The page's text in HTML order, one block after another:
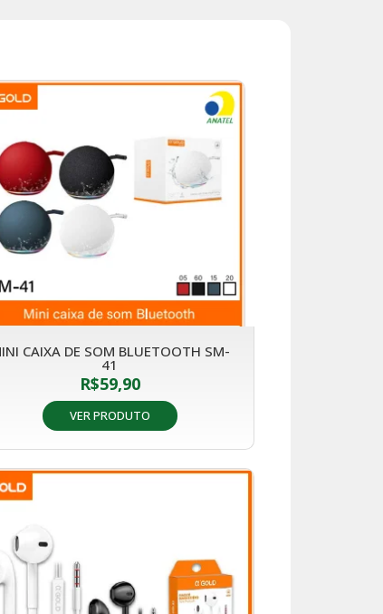
CAIXA DE SOM BLUETOOTH SM-
41
R$59,90
VER PRODUTO